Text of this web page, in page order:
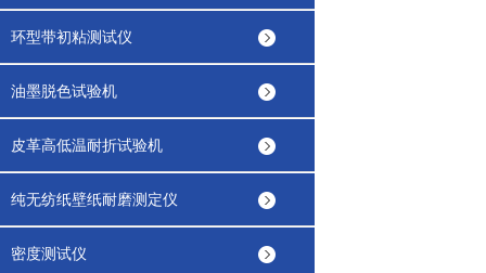
环型带初粘测试仪
油墨脱色试验机
皮革高低温耐折试验机
纯无纺纸壁纸耐磨测定仪
密度测试仪